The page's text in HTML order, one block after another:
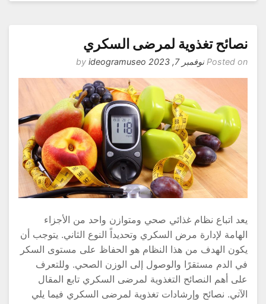
تغذوية لمرضى السكري
Posted نوفمبر 7, 2023 by
ideogramuseo
اتباع نظام غذائي صحي ومتوازن واحد من الأجزاء
لإدارة مرض السكري وتحديداً النوع الثاني. يتوجب أن
الهدف من هذا النظام هو الحفاظ على مستوى السكر
الدم مستقرًا والوصول إلى الوزن الصحي. وللتعرف
أهم النصائح التغذوية لمرضى السكري تابع المقال
نصائح وإرشادات تغذوية لمرضى السكري فيما يلي